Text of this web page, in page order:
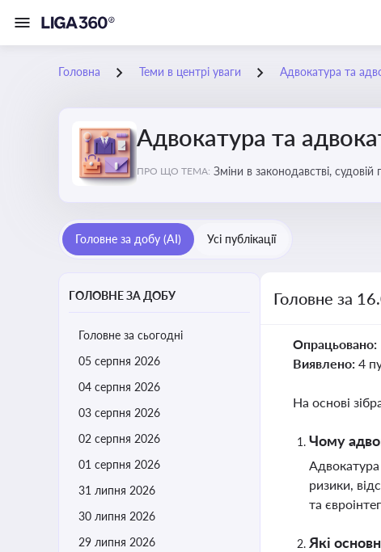
Головна Теми в центрі уваги Адвокатура та
Адвокатура та
ПРО ЩО ТЕМА: Зміни в законодавстві,
Головне за добу (AI) Усі публікації
ГОЛОВНЕ ЗА ДОБУ
Головне за сьогодні
05 серпня 2026
04 серпня 2026
03 серпня 2026
02 серпня 2026
01 серпня 2026
31 липня 2026
30 липня 2026
29 липня 2026
Головне за
Опрацьовано:
Виявлено: 4
На основі
Чому
Адвокатура
ризики,
та
Які